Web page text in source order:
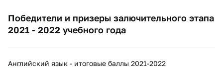
Победители и призеры залючительного этапа
2021 - 2022 учебного года
Английский язык - итоговые баллы 2021-2022